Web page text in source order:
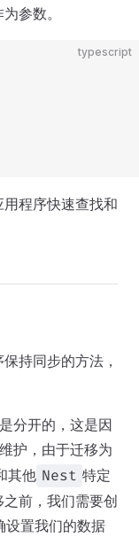
参数。
typescript
程序快速查找和
持同步的方法，
分开的，这是因
维护，由于迁移为
其他 Nest 特定
前，我们需要创
设置我们的数据